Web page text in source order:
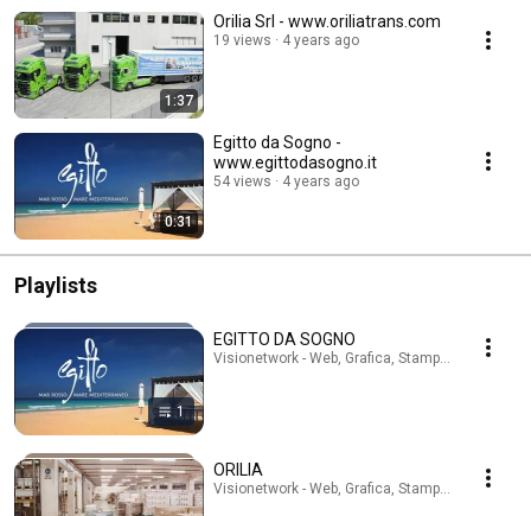
1:37
Orilia Srl - www.oriliatrans.com
19 views 4 years ago
0:31
Egitto da Sogno -
www.egittodasogno.it
54 views 4 years ago
Playlists
1
EGITTO DA SOGNO
Visionetwork - Web, Grafica, Stampa · Playlist
ORILIA
Visionetwork - Web, Grafica, Stampa · Playlist